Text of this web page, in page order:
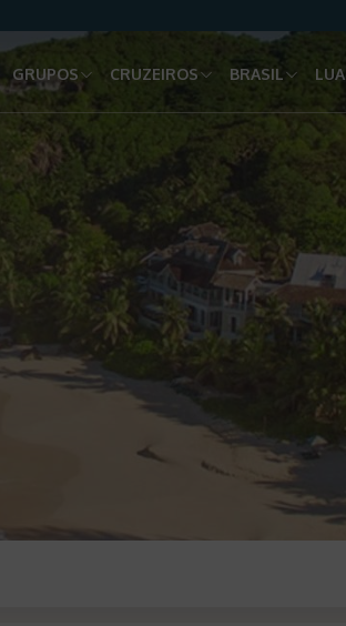
GRUPOS CRUZEIROS BRASIL